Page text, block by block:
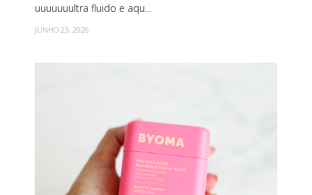
uuuuuuultra fluido e aqu...
JUNHO 23, 2026